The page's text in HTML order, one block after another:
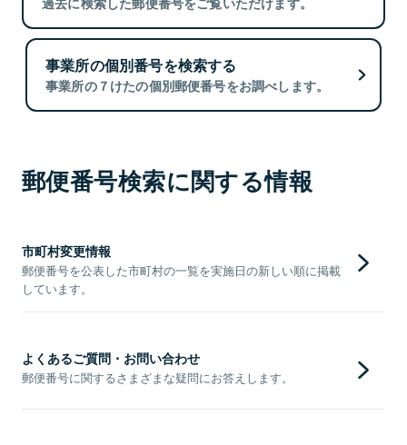
事業所の個別番号を検索する
事業所の７けたの個別郵便番号をお調べします。
郵便番号検索に関する情報
市町村変更情報
郵便番号を公表した市町村の一覧を実施日の新しい順に掲載
しています。
よくあるご質問・お問い合わせ
郵便番号に関するさまざまな疑問にお答えします。